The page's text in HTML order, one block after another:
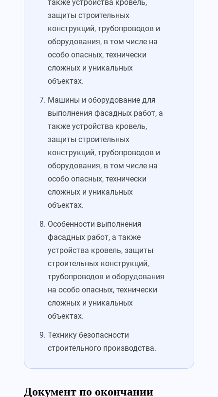
также устройства кровель,
защиты строительных
конструкций, трубопроводов и
оборудования, в том числе на
особо опасных, технически
сложных и уникальных
объектах.
Машины и оборудование для
выполнения фасадных работ, а
также устройства кровель,
защиты строительных
конструкций, трубопроводов и
оборудования, в том числе на
особо опасных, технически
сложных и уникальных
объектах.
Особенности выполнения
фасадных работ, а также
устройства кровель, защиты
строительных конструкций,
трубопроводов и оборудования
на особо опасных, технически
сложных и уникальных
объектах.
Технику безопасности
строительного производства.
Документ по окончании